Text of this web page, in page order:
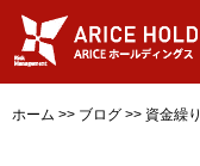
ホーム >> ブログ >> 資金繰り